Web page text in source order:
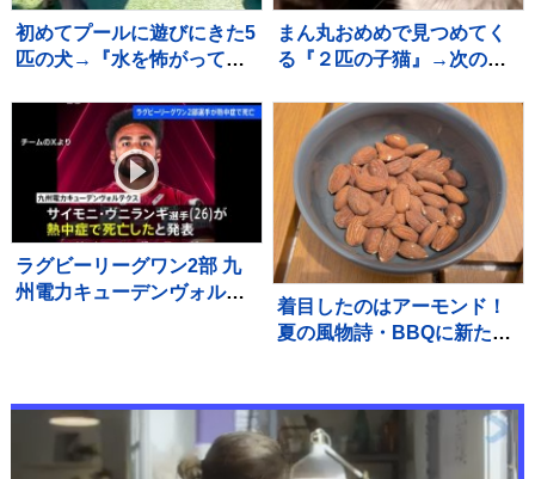
初めてプールに遊びにきた5
匹の犬→『水を怖がって泳
ら…可愛すぎる光景が10万
再生「みんな凄い」「一生
懸命で最高」
まん丸おめめで見つめてく
る『２匹の子猫』→次の瞬
情の変化』に１万いいね
「旦那様ニャイス」「たま
らんすぎる」
ラグビーリーグワン2部 九
州電力キューデンヴォルテ
着目したのはアーモンド！
夏の風物詩・BBQに新たな
ス」